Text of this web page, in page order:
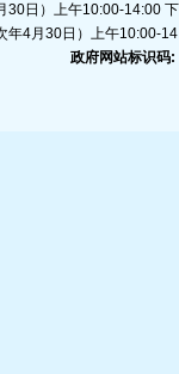
30日）上午10:00-14:00
年4月30日）上午10:00-
政府网站标识码: